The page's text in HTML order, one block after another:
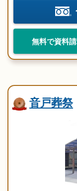
無料で資料
音戸葬祭